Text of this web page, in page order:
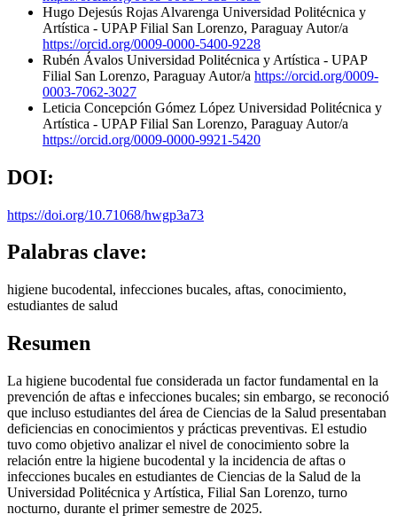
Hugo Dejesús Rojas Alvarenga Universidad Politécnica y
Artística - UPAP Filial San Lorenzo, Paraguay Autor/a
https://orcid.org/0009-0000-5400-9228
Rubén Ávalos Universidad Politécnica y Artística - UPAP
Filial San Lorenzo, Paraguay Autor/a https://orcid.org/0009-
0003-7062-3027
Leticia Concepción Gómez López Universidad Politécnica y
Artística - UPAP Filial San Lorenzo, Paraguay Autor/a
https://orcid.org/0009-0000-9921-5420
DOI:
https://doi.org/10.71068/hwgp3a73
Palabras clave:
higiene bucodental, infecciones bucales, aftas, conocimiento,
estudiantes de salud
Resumen
La higiene bucodental fue considerada un factor fundamental en la
prevención de aftas e infecciones bucales; sin embargo, se reconoció
que incluso estudiantes del área de Ciencias de la Salud presentaban
deficiencias en conocimientos y prácticas preventivas. El estudio
tuvo como objetivo analizar el nivel de conocimiento sobre la
relación entre la higiene bucodental y la incidencia de aftas o
infecciones bucales en estudiantes de Ciencias de la Salud de la
Universidad Politécnica y Artística, Filial San Lorenzo, turno
nocturno, durante el primer semestre de 2025.